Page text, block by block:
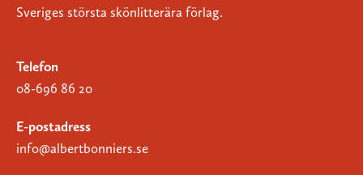
Sveriges största skönlitterära förlag.
Telefon
08-696 86 20
E-postadress
info@albertbonniers.se